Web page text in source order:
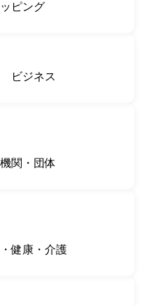
ピング
ビジネス
関・団体
健康・介護